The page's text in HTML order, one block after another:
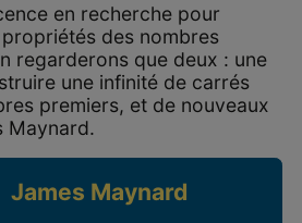
en recherche pour
des nombres
regarderons que deux : une
une infinité de carrés
premiers, et de nouveaux
Maynard.
James Maynard